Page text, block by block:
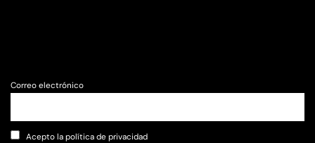
Correo electrónico
Acepto la política de privacidad